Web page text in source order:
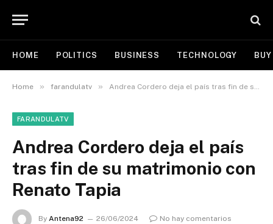
HOME POLITICS BUSINESS TECHNOLOGY
Home » farandulatv » Andrea Cordero deja el país tras fin de su matrimonio con Renato Tapia
FARANDULATV
Andrea Cordero deja el país
tras fin de su matrimonio con
Renato Tapia
By Antena92 26/06/2024
No hay comentarios